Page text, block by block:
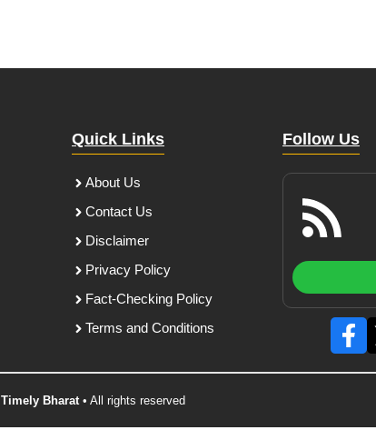
Quick Links
About Us
Contact Us
Disclaimer
Privacy Policy
Fact-Checking Policy
Terms and Conditions
Follow Us
Timely Bharat• All rights reserved